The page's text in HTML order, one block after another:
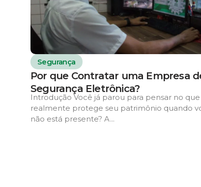
Segurança
Por que Contratar uma Empresa
Segurança Eletrônica?
Introdução Você já parou para pensar no que
realmente protege seu patrimônio quando
não está presente? A...